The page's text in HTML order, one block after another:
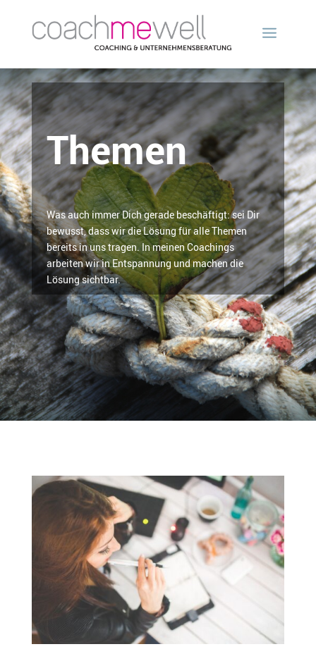
Themen
Was auch immer Dich gerade beschäftigt: sei Dir
bewusst, dass wir die Lösung für alle Themen
bereits in uns tragen. In meinen Coachings
arbeiten wir in Entspannung und machen die
Lösung sichtbar.